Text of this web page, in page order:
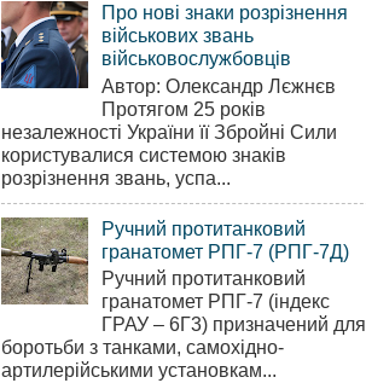
Про нові знаки розрізнення
військових звань
військовослужбовців
Автор: Олександр Лєжнєв
Протягом 25 років
незалежності України її Збройні Сили
користувалися системою знаків
розрізнення звань, успа...
Ручний протитанковий
гранатомет РПГ-7 (РПГ-7Д)
Ручний протитанковий
гранатомет РПГ-7 (індекс
ГРАУ – 6Г3) призначений для
боротьби з танками, самохідно-
артилерійськими установкам...